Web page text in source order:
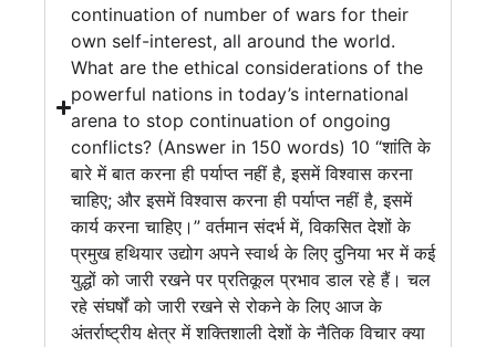
continuation of number of wars for their
own self-interest, all around the world.
What are the ethical considerations of the
powerful nations in today’s international
arena to stop continuation of ongoing
conflicts? (Answer in 150 words) 10 “शांति के
बारे में बात करना ही पर्याप्त नहीं है, इसमें विश्वास करना
चाहिए; और इसमें विश्वास करना ही पर्याप्त नहीं है, इसमें
कार्य करना चाहिए।” वर्तमान संदर्भ में, विकसित देशों के
प्रमुख हथियार उद्योग अपने स्वार्थ के लिए दुनिया भर में कई
युद्धों को जारी रखने पर प्रतिकूल प्रभाव डाल रहे हैं। चल
रहे संघर्षों को जारी रखने से रोकने के लिए आज के
अंतर्राष्ट्रीय क्षेत्र में शक्तिशाली देशों के नैतिक विचार क्या